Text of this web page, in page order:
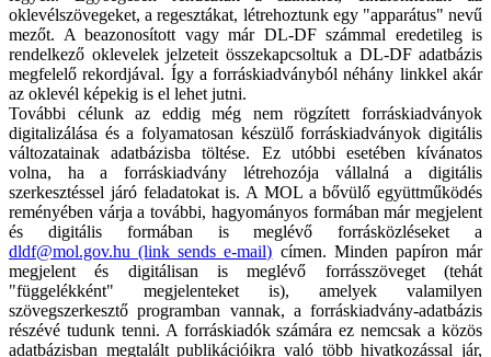
oklevélszövegeket, a regesztákat, létrehoztunk egy "apparátus" nevű
mezőt. A beazonosított vagy már DL-DF számmal eredetileg is
rendelkező oklevelek jelzeteit összekapcsoltuk a DL-DF adatbázis
megfelelő rekordjával. Így a forráskiadványból néhány linkkel akár
az oklevél képekig is el lehet jutni.
További célunk az eddig még nem rögzített forráskiadványok
digitalizálása és a folyamatosan készülő forráskiadványok digitális
változatainak adatbázisba töltése. Ez utóbbi esetében kívánatos
volna, ha a forráskiadvány létrehozója vállalná a digitális
szerkesztéssel járó feladatokat is. A MOL a bővülő együttműködés
reményében várja a további, hagyományos formában már megjelent
és digitális formában is meglévő forrásközléseket a
dldf@mol.gov.hu (link sends e-mail) címen. Minden papíron már
megjelent és digitálisan is meglévő forrásszöveget (tehát
"függelékként" megjelenteket is), amelyek valamilyen
szövegszerkesztő programban vannak, a forráskiadvány-adatbázis
részévé tudunk tenni. A forráskiadók számára ez nemcsak a közös
adatbázisban megtalált publikációikra való több hivatkozással jár,